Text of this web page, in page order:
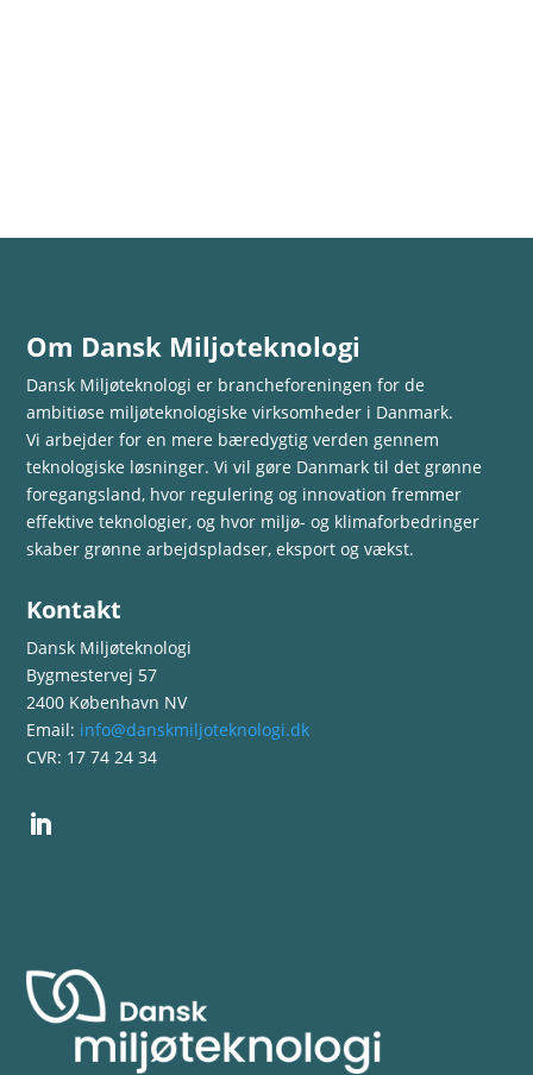
Om Dansk Miljoteknologi
Dansk Miljøteknologi er brancheforeningen for de
ambitiøse miljøteknologiske virksomheder i Danmark.
Vi arbejder for en mere bæredygtig verden gennem
teknologiske løsninger. Vi vil gøre Danmark til det grønne
foregangsland, hvor regulering og innovation fremmer
effektive teknologier, og hvor miljø- og klimaforbedringer
skaber grønne arbejdspladser, eksport og vækst.
Kontakt
Dansk Miljøteknologi
Bygmestervej 57
2400 København NV
Email: info@danskmiljoteknologi.dk
CVR: 17 74 24 34